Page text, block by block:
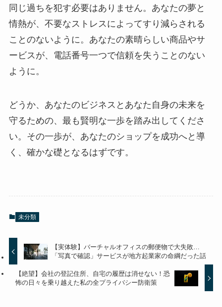
同じ過ちを犯す必要はありません。あなたの夢と
情熱が、不要なストレスによってすり減らされる
ことのないように。あなたの素晴らしい商品やサ
ービスが、電話番号一つで信頼を失うことのない
ように。
どうか、あなたのビジネスとあなた自身の未来を
守るための、最も賢明な一歩を踏み出してくださ
い。その一歩が、あなたのショップを成功へと導
く、確かな礎となるはずです。
未分類
【実体験】バーチャルオフィスの郵便物で大失敗…
「写真で確認」サービスが地方起業家の命綱だった話
【絶望】会社の登記住所、自宅の履歴は消せない！恐
怖の日々を乗り越えた私の全プライバシー防衛策